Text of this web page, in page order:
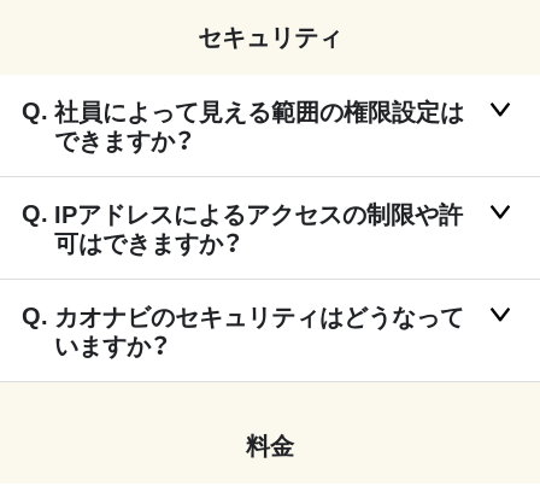
セキュリティ
社員によって見える範囲の権限設定は
できますか？
IPアドレスによるアクセスの制限や許
可はできますか？
カオナビのセキュリティはどうなって
いますか？
料金